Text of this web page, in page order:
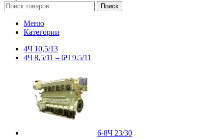
Поиск
Меню
Категории
4Ч 10,5/13
4Ч 8,5/11 – 6Ч 9.5/11
6-8Ч 23/30